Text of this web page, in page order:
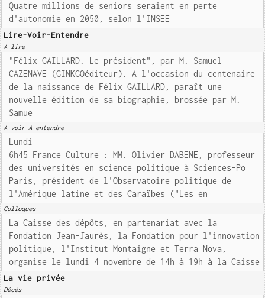
Quatre millions de seniors seraient en perte
d'autonomie en 2050, selon l'INSEE
Lire-Voir-Entendre
A lire
"Félix GAILLARD. Le président", par M. Samuel
CAZENAVE (GINKGOéditeur). A l'occasion du centenaire
de la naissance de Félix GAILLARD, paraît une
nouvelle édition de sa biographie, brossée par M.
Samue
A voir A entendre
Lundi
6h45 France Culture : MM. Olivier DABENE, professeur
des universités en science politique à Sciences-Po
Paris, président de l'Observatoire politique de
l'Amérique latine et des Caraïbes ("Les en
Colloques
La Caisse des dépôts, en partenariat avec la
Fondation Jean-Jaurès, la Fondation pour l'innovation
politique, l'Institut Montaigne et Terra Nova,
organise le lundi 4 novembre de 14h à 19h à la Caisse
La vie privée
Décès